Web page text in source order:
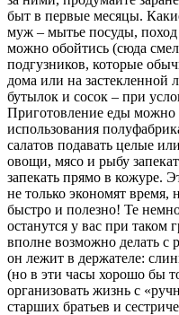
быт в первые месяцы.
муж – мытье посуды, поход
можно обойтись (сюда
подгузников, которые
дома или на застекленной
бутылок и сосок – при
Приготовление еды можно
использования
салатов подавать целые
овощи, мясо и рыбу
запекать прямо в кожуре.
не только экономят время,
быстро и полезно! Те
останутся у вас при таком
вполне возможно делать с
он лежит в держателе:
(но в эти часы хорошо бы
организовать жизнь с
старших братьев и